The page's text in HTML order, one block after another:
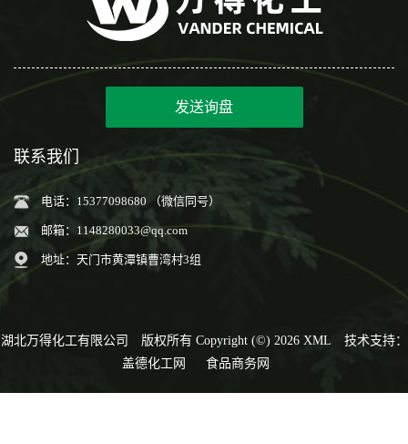
发送询盘
联系我们
电话：15377098680 （微信同号）
邮箱： 1148280033@qq.com
地址：天门市黄潭镇曹湾村3组
湖北万得化工有限公司 版权所有 Copyright (©) 2026 XML
技术支持：
盖德化工网
食品商务网